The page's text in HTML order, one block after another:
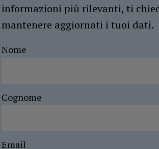
informazioni più rilevanti, ti
mantenere aggiornati i tuoi dati.
Nome
Cognome
Email